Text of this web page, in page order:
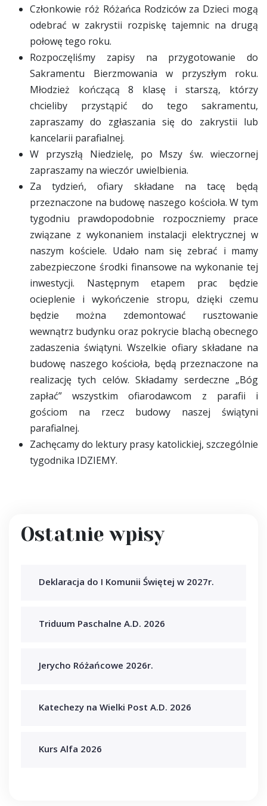
Członkowie róż Różańca Rodziców za Dzieci mogą
odebrać w zakrystii rozpiskę tajemnic na drugą
połowę tego roku.
Rozpoczęliśmy zapisy na przygotowanie do
Sakramentu Bierzmowania w przyszłym roku.
Młodzież kończącą 8 klasę i starszą, którzy
chcieliby przystąpić do tego sakramentu,
zapraszamy do zgłaszania się do zakrystii lub
kancelarii parafialnej.
W przyszłą Niedzielę, po Mszy św. wieczornej
zapraszamy na wieczór uwielbienia.
Za tydzień, ofiary składane na tacę będą
przeznaczone na budowę naszego kościoła. W tym
tygodniu prawdopodobnie rozpoczniemy prace
związane z wykonaniem instalacji elektrycznej w
naszym kościele. Udało nam się zebrać i mamy
zabezpieczone środki finansowe na wykonanie tej
inwestycji. Następnym etapem prac będzie
ocieplenie i wykończenie stropu, dzięki czemu
będzie można zdemontować rusztowanie
wewnątrz budynku oraz pokrycie blachą obecnego
zadaszenia świątyni. Wszelkie ofiary składane na
budowę naszego kościoła, będą przeznaczone na
realizację tych celów. Składamy serdeczne „Bóg
zapłać” wszystkim ofiarodawcom z parafii i
gościom na rzecz budowy naszej świątyni
parafialnej.
Zachęcamy do lektury prasy katolickiej, szczególnie
tygodnika IDZIEMY.
Ostatnie wpisy
Deklaracja do I Komunii Świętej w 2027r.
Triduum Paschalne A.D. 2026
Jerycho Różańcowe 2026r.
Katechezy na Wielki Post A.D. 2026
Kurs Alfa 2026